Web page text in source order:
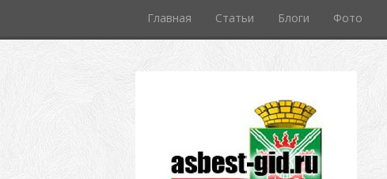
Главная Статьи Блоги Фото